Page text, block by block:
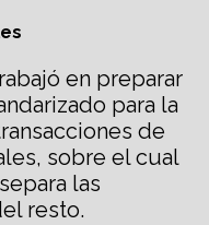
en preparar
para la
de
sobre el cual
las
resto.